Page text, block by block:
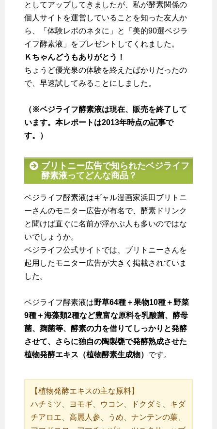
としてアップしてきましたが、私が酵素関係の
個人サイトを運営していることを知った友人か
ら、「体験レポのネタに」と「美的90選ベジラ
イフ酵素液」をプレゼントしてくれました。
Ｋちゃんどうもありがとう！
ちょうど優光泉の体験を終えたばかりだったの
で、早速試してみることにしました。
（※ベジライフ酵素液は現在、販売を終了して
います。本レポートは2013年時点の記事で
す。）
ブリトニー広告で知られたベジライフ
酵素液ってどんな商品？
ベジライフ酵素液はギャル漫画家浜田ブリトニ
ーさんのモニター広告が有名で、酵素ドリンク
と聞けば直ぐに名前が浮かぶ人も多いのではな
いでしょうか。
ベジライフ公式サイトでは、ブリトニーさんを
起用したモニター広告が大きく掲載されていま
した。
ベジライフ酵素液は野草64種＋果物10種＋野菜
9種＋海藻類2種など豊富な原料を乳酸菌、酵母
菌、麹菌等、酵素の力を借りてしっかりと発酵
させて、さらに独自の陶製甕で発酵熟成させた
植物発酵エキス（植物酵素生成物） です。
【植物発酵エキスの主な原料】
ハチミツ、ヨモギ、ウコン、ドクダミ、キダ
チアロエ、高麗人参、うめ、ナンテンの葉、